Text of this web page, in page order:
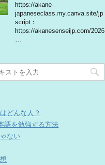
https://akane-
japaneseclass.my.canva.site/jp
script：
https://akanesenseijp.com/2026
どんな人？
語を勉強する方法
ない